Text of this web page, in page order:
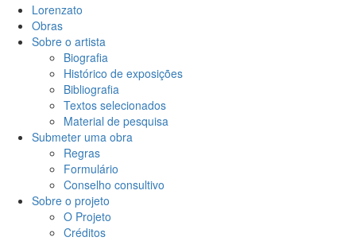
Lorenzato
Obras
Sobre o artista
Biografia
Histórico de exposições
Bibliografia
Textos selecionados
Material de pesquisa
Submeter uma obra
Regras
Formulário
Conselho consultivo
Sobre o projeto
O Projeto
Créditos